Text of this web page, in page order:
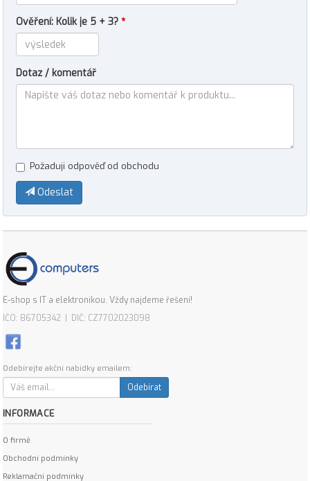
Ověření: Kolik je 5 + 3? *
Dotaz / komentář
Požaduji odpověď od obchodu
Odeslat
E-shop s IT a elektronikou. Vždy najdeme řešení!
IČO: 86705342 | DIČ: CZ7702023098
Odebírejte akční nabídky emailem:
Odebírat
INFORMACE
O firmě
Obchodní podmínky
Reklamační podmínky